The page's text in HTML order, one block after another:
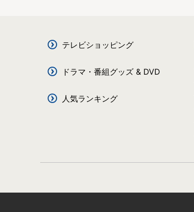
テレビショッピング
ドラマ・番組グッズ & DVD
人気ランキング